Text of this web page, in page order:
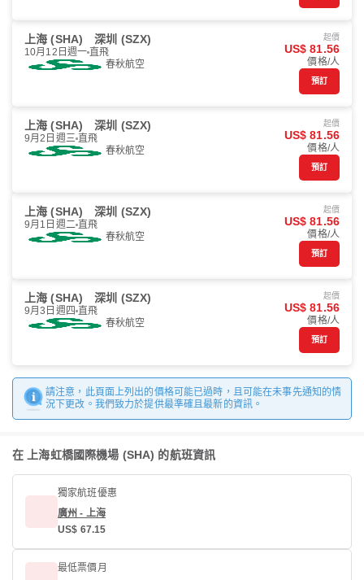
上海 (SHA) 深圳 (SZX)
10月12日週一 直飛
春秋航空
起價
US$ 81.56
價格/人
預訂
上海 (SHA) 深圳 (SZX)
9月2日週三 直飛
春秋航空
起價
US$ 81.56
價格/人
預訂
上海 (SHA) 深圳 (SZX)
9月1日週二 直飛
春秋航空
起價
US$ 81.56
價格/人
預訂
上海 (SHA) 深圳 (SZX)
9月3日週四 直飛
春秋航空
起價
US$ 81.56
價格/人
預訂
請注意，此頁面上列出的價格可能已過時，且可能在未事先通知的情
況下更改。我們致力於提供最準確且最新的資訊。
在 上海虹橋國際機場 (SHA) 的航班資訊
獨家航班優惠
廣州 - 上海
US$ 67.15
最低票價月